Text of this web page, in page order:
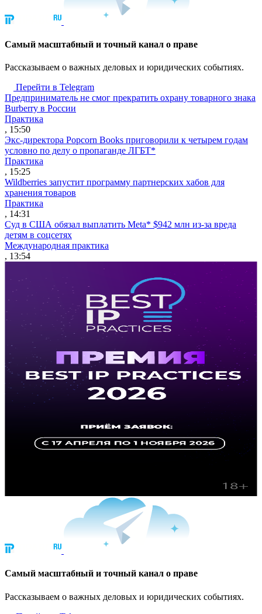
Cамый масштабный и точный канал о праве
Рассказываем о важных деловых и юридических событиях.
Перейти в Telegram
Предприниматель не смог прекратить охрану товарного знака
Burberry в России
Практика
, 15:50
Экс-директора Popcorn Books приговорили к четырем годам
условно по делу о пропаганде ЛГБТ*
Практика
, 15:25
Wildberries запустит программу партнерских хабов для
хранения товаров
Практика
, 14:31
Суд в США обязал выплатить Meta* $942 млн из-за вреда
детям в соцсетях
Международная практика
, 13:54
Cамый масштабный и точный канал о праве
Рассказываем о важных деловых и юридических событиях.